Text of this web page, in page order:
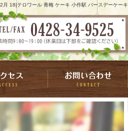
月 18|テロワール 青梅 ケーキ 小作駅 バースデーケーキ